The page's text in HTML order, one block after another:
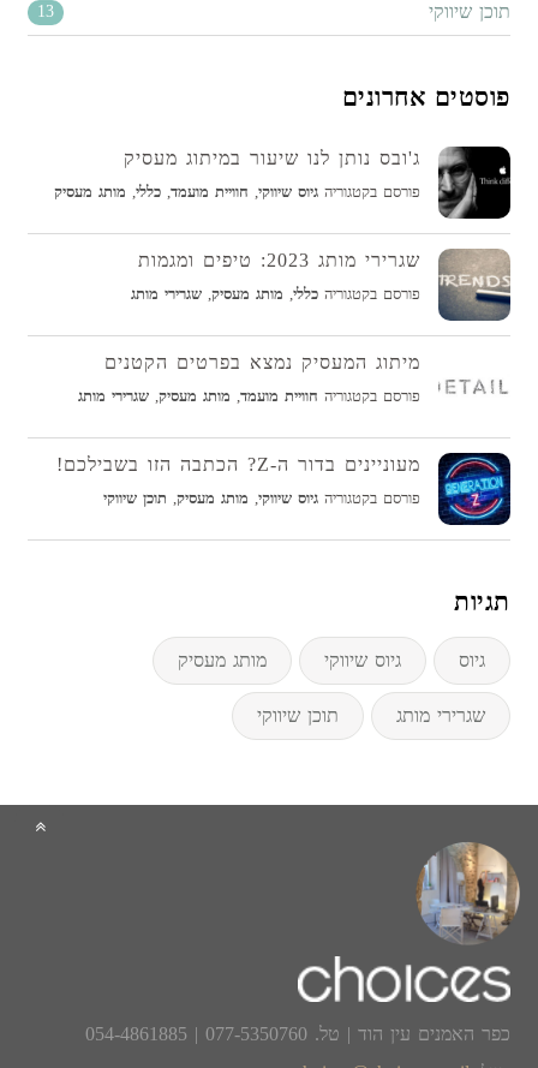
תוכן שיווקי 13
פוסטים אחרונים
ג'ובס נותן לנו שיעור במיתוג מעסיק
פורסם בקטגוריהגיוס שיווקי, חוויית מועמד,כללי, מותג מעסיק
שגרירי מותג 2023: טיפים ומגמות
פורסם בקטגוריהכללי, מותג מעסיק,שגרירי מותג
מיתוג המעסיק נמצא בפרטים הקטנים
פורסם בקטגוריה חוויית מועמד, מותג מעסיק,שגרירי מותג
מעוניינים בדור ה-Z? הכתבה הזו בשבילכם!
פורסם בקטגוריהגיוס שיווקי, מותג מעסיק, תוכן שיווקי
תגיות
גיוס גיוס שיווקי מותג מעסיק
שגרירי מותג תוכן שיווקי
כפר האמנים עין הוד | טל. 077-5350760 | 054-4861885